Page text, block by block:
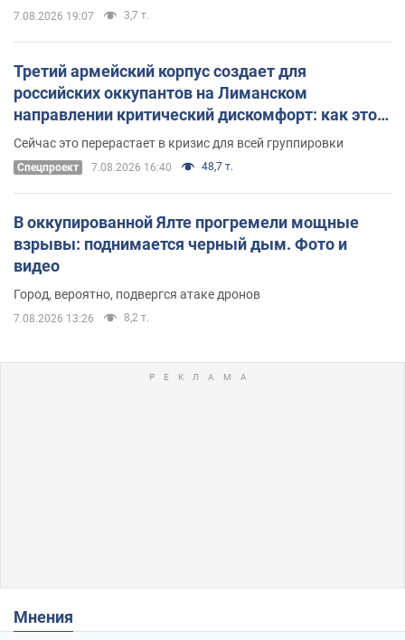
7.08.2026 19:07 3,7 т.
Третий армейский корпус создает для
российских оккупантов на Лиманском
направлении критический дискомфорт: как это
удалось
Сейчас это перерастает в кризис для всей группировки
Спецпроект 7.08.2026 16:40 48,7 т.
В оккупированной Ялте прогремели мощные
взрывы: поднимается черный дым. Фото и
видео
Город, вероятно, подвергся атаке дронов
7.08.2026 13:26 8,2 т.
Мнения